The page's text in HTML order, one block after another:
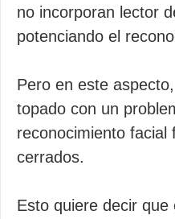
no incorporan lector
potenciando el
Pero en este
topado con un
reconocimiento facial
cerrados.
Esto quiere decir